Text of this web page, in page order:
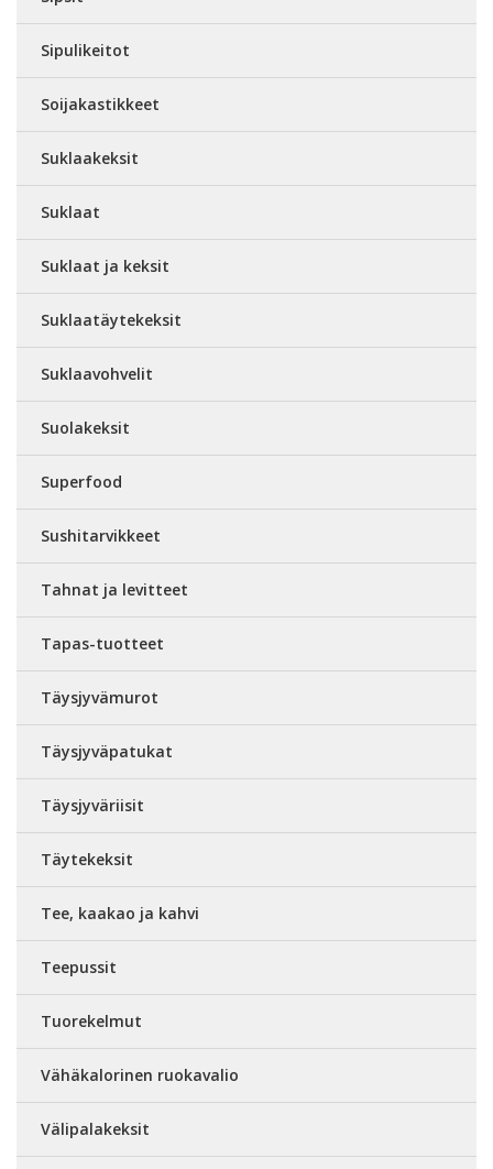
Sipulikeitot
Soijakastikkeet
Suklaakeksit
Suklaat
Suklaat ja keksit
Suklaatäytekeksit
Suklaavohvelit
Suolakeksit
Superfood
Sushitarvikkeet
Tahnat ja levitteet
Tapas-tuotteet
Täysjyvämurot
Täysjyväpatukat
Täysjyväriisit
Täytekeksit
Tee, kaakao ja kahvi
Teepussit
Tuorekelmut
Vähäkalorinen ruokavalio
Välipalakeksit